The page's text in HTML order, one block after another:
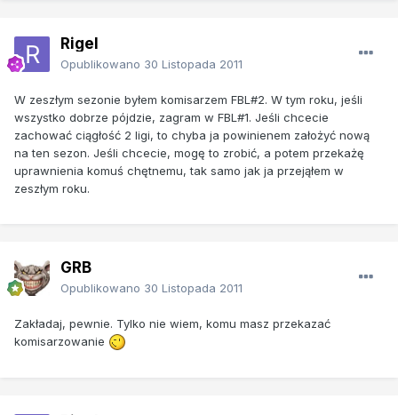
Rigel
Opublikowano 30 Listopada 2011
W zeszłym sezonie byłem komisarzem FBL#2. W tym roku, jeśli
wszystko dobrze pójdzie, zagram w FBL#1. Jeśli chcecie
zachować ciągłość 2 ligi, to chyba ja powinienem założyć nową
na ten sezon. Jeśli chcecie, mogę to zrobić, a potem przekażę
uprawnienia komuś chętnemu, tak samo jak ja przejąłem w
zeszłym roku.
GRB
Opublikowano 30 Listopada 2011
Zakładaj, pewnie. Tylko nie wiem, komu masz przekazać
komisarzowanie